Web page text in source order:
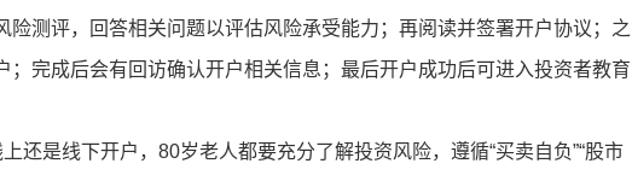
险测评，回答相关问题以评估风险承受能力；再阅读并签署开户协议；之
；完成后会有回访确认开户相关信息；最后开户成功后可进入投资者教育
还是线下开户，80岁老人都要充分了解投资风险，遵循“买卖自负”“股市